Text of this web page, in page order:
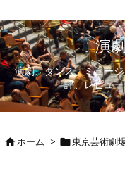
演
演劇、ダンス、ミュー
評、レビュ
ホーム > 東京芸術劇